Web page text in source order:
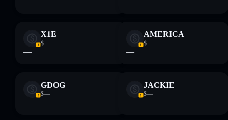
X1E
$—
—
AMERICA
$—
—
GDOG
$—
—
JACKIE
$—
—